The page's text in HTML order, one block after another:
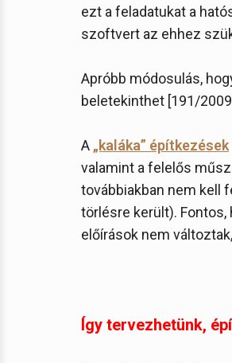
ezt a feladatukat a
szoftvert az ehhez
Apróbb módosulás,
beletekinthet [191/
A „kaláka” építkezések
valamint a felelős
továbbiakban nem kell
törlésre került).
előírások nem
Így tervezhetünk,